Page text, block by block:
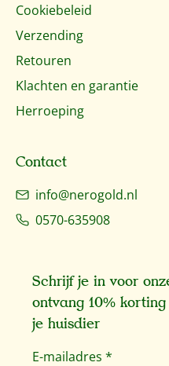
Cookiebeleid
Verzending
Retouren
Klachten en garantie
Herroeping
Contact
info@nerogold.nl
0570-635908
Schrijf je in voor
ontvang 10%
je huisdier
E-mailadres *